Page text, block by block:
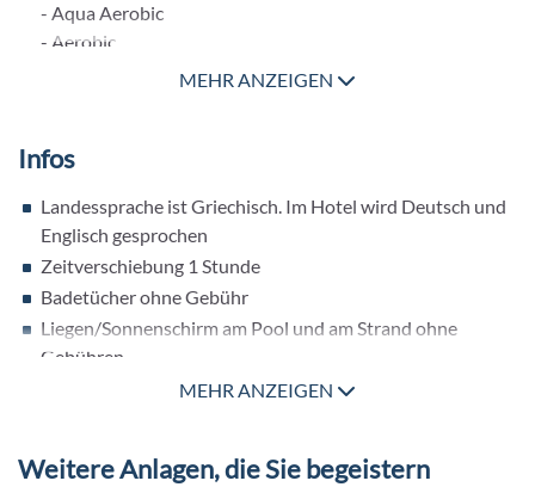
- Aqua Aerobic
- Aerobic
- Jetski
- Stand-Up Paddling
- Bananaboat
Outdoor(gegen Gebühr)
- Bike Zentrum in der Nähe
- Reiten ca. 3 km
MEHR ANZEIGEN
Infos
Landessprache ist Griechisch. Im Hotel wird Deutsch und
Englisch gesprochen
Zeitverschiebung 1 Stunde
Badetücher ohne Gebühr
Liegen/Sonnenschirm am Pool und am Strand ohne
Gebühren
Haustiere sind im Grecotel LUX ME White Palace nicht
MEHR ANZEIGEN
MEHR ANZEIGEN
Weitere Anlagen, die Sie begeistern